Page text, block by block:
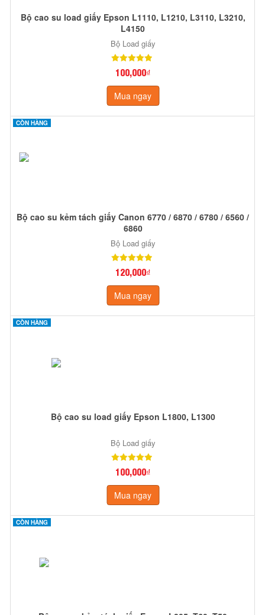
Bộ cao su load giấy Epson L1110, L1210, L3110, L3210,
L4150
Bộ Load giấy
100,000₫
Mua ngay
CÒN HÀNG
Bộ cao su kẻm tách giấy Canon 6770 / 6870 / 6780 / 6560 /
6860
Bộ Load giấy
120,000₫
Mua ngay
CÒN HÀNG
Bộ cao su load giấy Epson L1800, L1300
Bộ Load giấy
100,000₫
Mua ngay
CÒN HÀNG